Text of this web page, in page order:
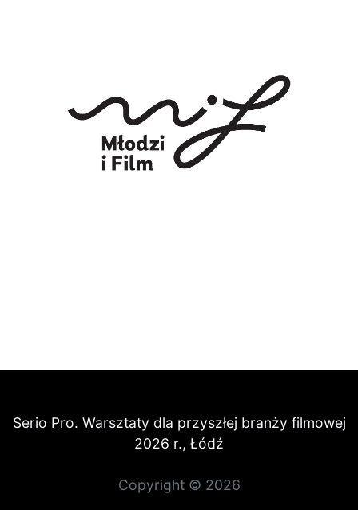
Serio Pro. Warsztaty dla przyszłej branży filmowej
2026 r., Łódź
Copyright © 2026